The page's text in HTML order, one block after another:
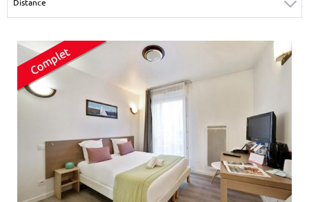
m² m²
Type de location
Colocation
Votre date d'entrée